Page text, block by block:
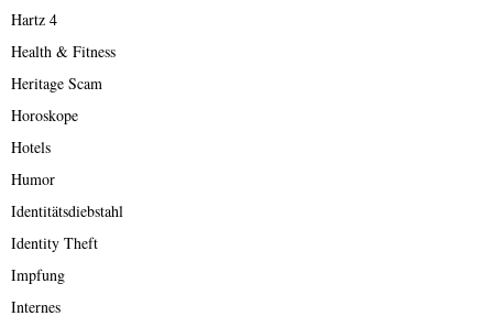
Hartz 4
Health & Fitness
Heritage Scam
Horoskope
Hotels
Humor
Identitätsdiebstahl
Identity Theft
Impfung
Internes